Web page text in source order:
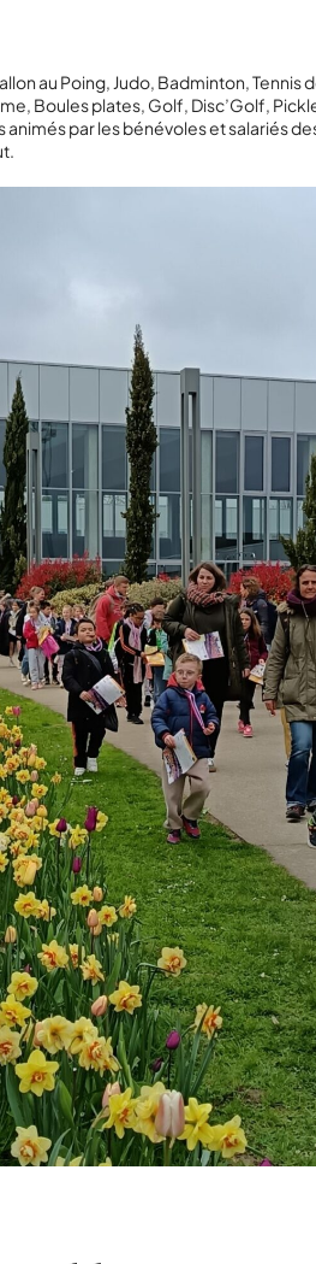
au Poing, Judo, Badminton, Tennis
Boules plates, Golf, Disc’Golf,
animés par les bénévoles et salariés